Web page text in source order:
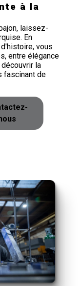
à la
laissez-
En
vous
entre élégance
la
fascinant de